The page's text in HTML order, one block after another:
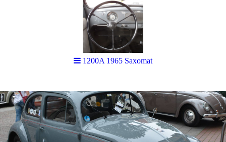
1200A 1965 Saxomat